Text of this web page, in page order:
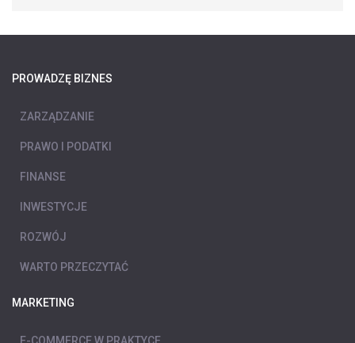
PROWADZĘ BIZNES
ZARZĄDZANIE
PRAWO I PODATKI
FINANSE
INWESTYCJE
ROZWÓJ
WARTO PRZECZYTAĆ
MARKETING
E-COMMERCE W PRAKTYCE